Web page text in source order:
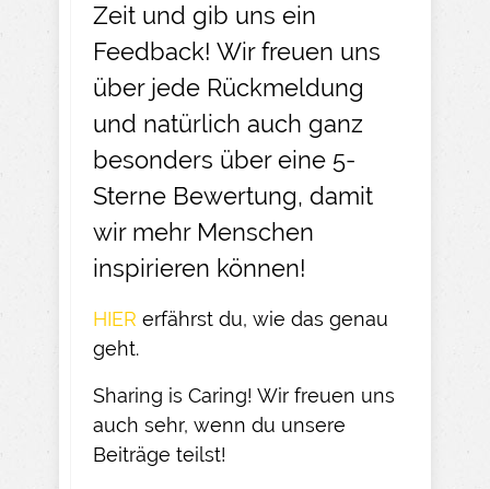
Zeit und gib uns ein
Feedback! Wir freuen uns
über jede Rückmeldung
und natürlich auch ganz
besonders über eine 5-
Sterne Bewertung, damit
wir mehr Menschen
inspirieren können!
HIER erfährst du, wie das genau
geht.​
Sharing is Caring! Wir freuen uns
auch sehr, wenn du unsere
Beiträge teilst!​